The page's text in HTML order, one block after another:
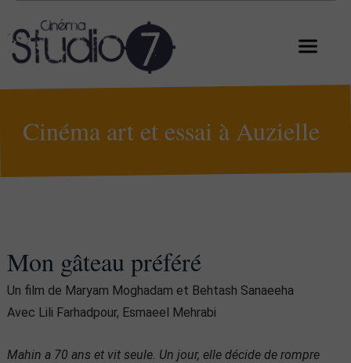
Cinéma art et essai à Auzielle
Mon gâteau préféré
Un film de Maryam Moghadam et Behtash Sanaeeha
Avec Lili Farhadpour, Esmaeel Mehrabi
Mahin a 70 ans et vit seule. Un jour, elle décide de rompre